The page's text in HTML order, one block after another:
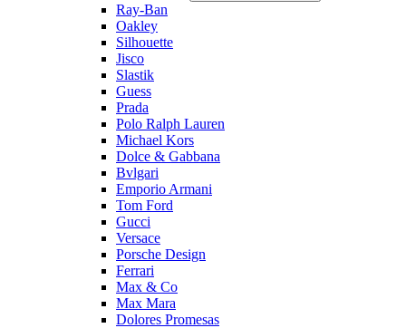
Ray-Ban
Oakley
Silhouette
Jisco
Slastik
Guess
Prada
Polo Ralph Lauren
Michael Kors
Dolce & Gabbana
Bvlgari
Emporio Armani
Tom Ford
Gucci
Versace
Porsche Design
Ferrari
Max & Co
Max Mara
Dolores Promesas